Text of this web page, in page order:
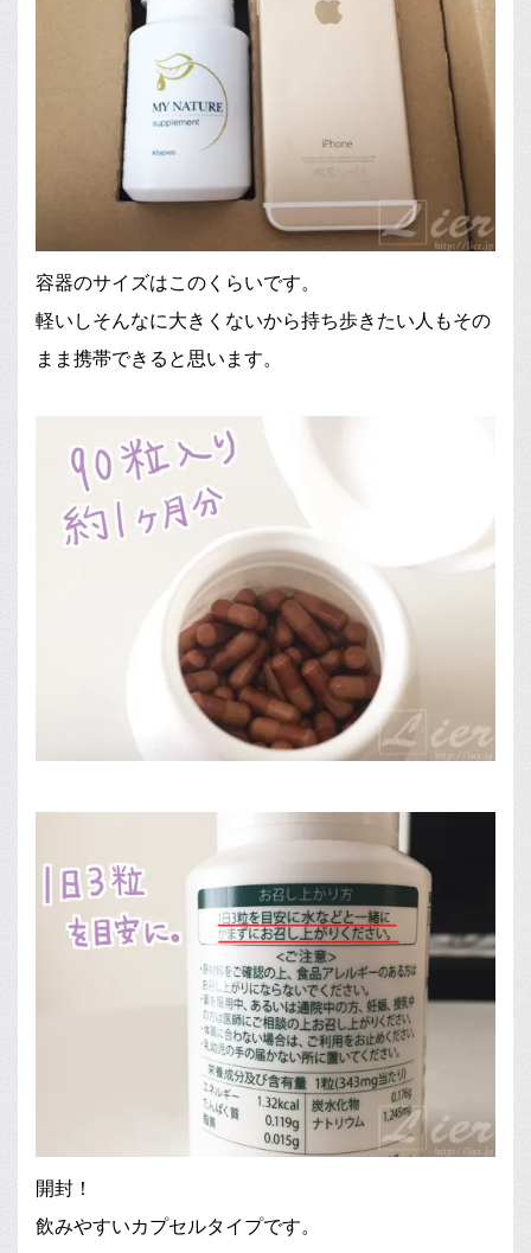
容器のサイズはこのくらいです。
軽いしそんなに大きくないから持ち歩きたい人もその
まま携帯できると思います。
開封！
飲みやすいカプセルタイプです。